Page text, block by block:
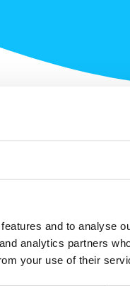
and to analyse
analytics partners
your use of their